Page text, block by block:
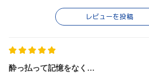
レビューを投稿
酔っ払って記憶をなく…